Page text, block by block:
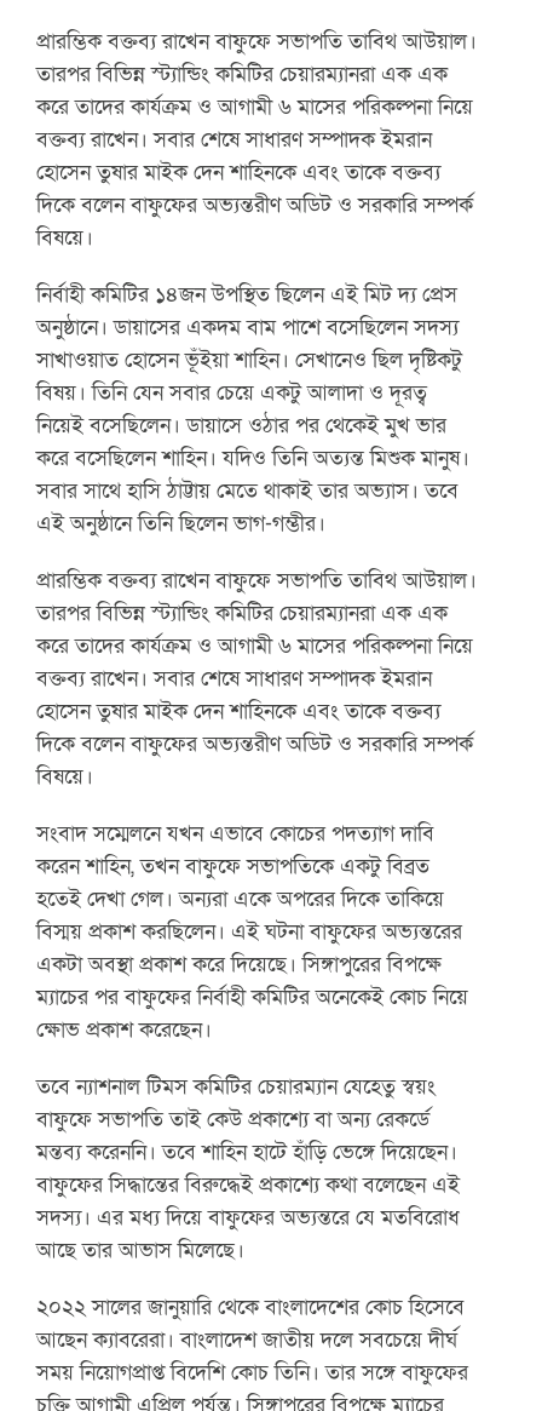
প্রারম্ভিক বক্তব্য রাখেন বাফুফে সভাপতি তাবিথ আউয়াল।
তারপর বিভিন্ন স্ট্যান্ডিং কমিটির চেয়ারম্যানরা এক এক
করে তাদের কার্যক্রম ও আগামী ৬ মাসের পরিকল্পনা নিয়ে
বক্তব্য রাখেন। সবার শেষে সাধারণ সম্পাদক ইমরান
হোসেন তুষার মাইক দেন শাহিনকে এবং তাকে বক্তব্য
দিকে বলেন বাফুফের অভ্যন্তরীণ অডিট ও সরকারি সম্পর্ক
বিষয়ে।
নির্বাহী কমিটির ১৪জন উপস্থিত ছিলেন এই মিট দ্য প্রেস
অনুষ্ঠানে। ডায়াসের একদম বাম পাশে বসেছিলেন সদস্য
সাখাওয়াত হোসেন ভূঁইয়া শাহিন। সেখানেও ছিল দৃষ্টিকটু
বিষয়। তিনি যেন সবার চেয়ে একটু আলাদা ও দূরত্ব
নিয়েই বসেছিলেন। ডায়াসে ওঠার পর থেকেই মুখ ভার
করে বসেছিলেন শাহিন। যদিও তিনি অত্যন্ত মিশুক মানুষ।
সবার সাথে হাসি ঠাট্টায় মেতে থাকাই তার অভ্যাস। তবে
এই অনুষ্ঠানে তিনি ছিলেন ভাগ-গম্ভীর।
প্রারম্ভিক বক্তব্য রাখেন বাফুফে সভাপতি তাবিথ আউয়াল।
তারপর বিভিন্ন স্ট্যান্ডিং কমিটির চেয়ারম্যানরা এক এক
করে তাদের কার্যক্রম ও আগামী ৬ মাসের পরিকল্পনা নিয়ে
বক্তব্য রাখেন। সবার শেষে সাধারণ সম্পাদক ইমরান
হোসেন তুষার মাইক দেন শাহিনকে এবং তাকে বক্তব্য
দিকে বলেন বাফুফের অভ্যন্তরীণ অডিট ও সরকারি সম্পর্ক
বিষয়ে।
সংবাদ সম্মেলনে যখন এভাবে কোচের পদত্যাগ দাবি
করেন শাহিন, তখন বাফুফে সভাপতিকে একটু বিব্রত
হতেই দেখা গেল। অন্যরা একে অপরের দিকে তাকিয়ে
বিস্ময় প্রকাশ করছিলেন। এই ঘটনা বাফুফের অভ্যন্তরের
একটা অবস্থা প্রকাশ করে দিয়েছে। সিঙ্গাপুরের বিপক্ষে
ম্যাচের পর বাফুফের নির্বাহী কমিটির অনেকেই কোচ নিয়ে
ক্ষোভ প্রকাশ করেছেন।
তবে ন্যাশনাল টিমস কমিটির চেয়ারম্যান যেহেতু স্বয়ং
বাফুফে সভাপতি তাই কেউ প্রকাশ্যে বা অন্য রেকর্ডে
মন্তব্য করেননি। তবে শাহিন হাটে হাঁড়ি ভেঙ্গে দিয়েছেন।
বাফুফের সিদ্ধান্তের বিরুদ্ধেই প্রকাশ্যে কথা বলেছেন এই
সদস্য। এর মধ্য দিয়ে বাফুফের অভ্যন্তরে যে মতবিরোধ
আছে তার আভাস মিলেছে।
২০২২ সালের জানুয়ারি থেকে বাংলাদেশের কোচ হিসেবে
আছেন ক্যাবরেরা। বাংলাদেশ জাতীয় দলে সবচেয়ে দীর্ঘ
সময় নিয়োগপ্রাপ্ত বিদেশি কোচ তিনি। তার সঙ্গে বাফুফের
চুক্তি আগামী এপ্রিল পর্যন্ত। সিঙ্গাপুরের বিপক্ষে ম্যাচের